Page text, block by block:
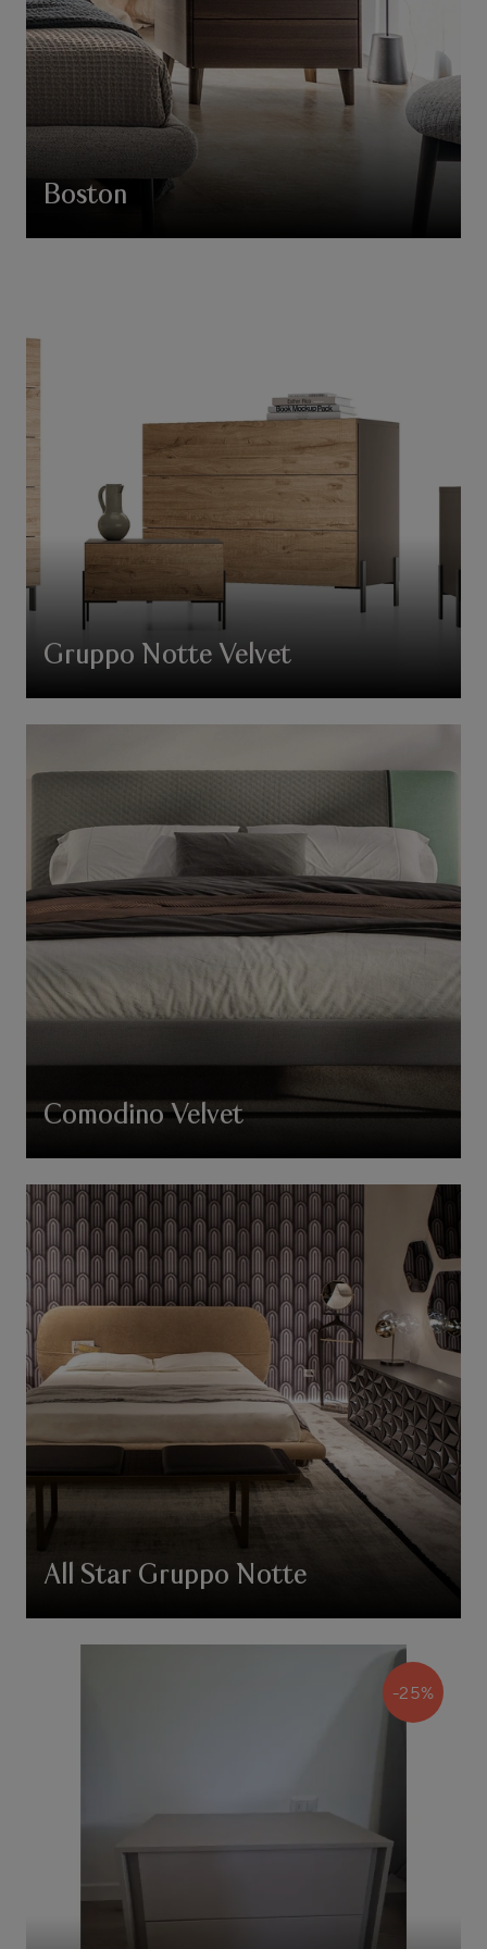
Boston
Gruppo Notte Velvet
Comodino Velvet
All Star Gruppo Notte
-25%